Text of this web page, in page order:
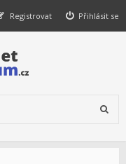
Přihlásit se
Registrovat